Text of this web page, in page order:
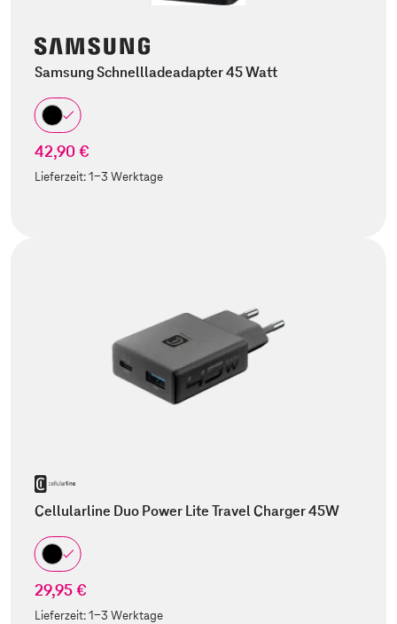
Samsung Schnellladeadapter 45 Watt
42,90 €
Lieferzeit:1-3 Werktage
Cellularline Duo Power Lite Travel Charger 45W
29,95 €
Lieferzeit:1-3 Werktage